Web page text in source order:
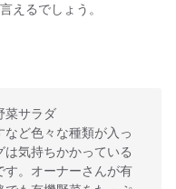
えるでしょう。
菜サラダ
ど色々な種類が入っ
気持ちかかっている
す。オーナーさんが有